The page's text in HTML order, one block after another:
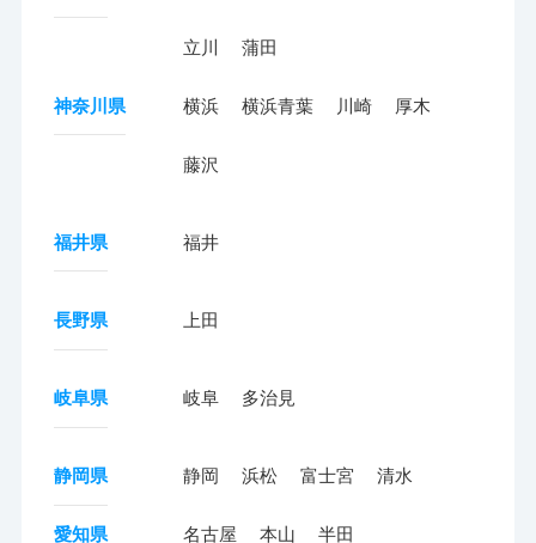
立川 蒲田
神奈川県 横浜 横浜青葉 川崎 厚木
藤沢
福井県 福井
長野県 上田
岐阜県 岐阜 多治見
静岡県 静岡 浜松 富士宮 清水
愛知県 名古屋 本山 半田